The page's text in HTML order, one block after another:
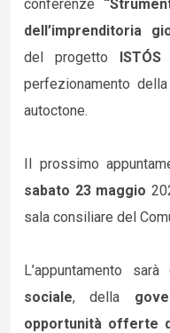
conferenze
dell’imprenditoria
del progetto ISTÓS
perfezionamento
autoctone.
Il prossimo
sabato 23 maggio
sala consiliare del
L’appuntamento
sociale, della
opportunità offerte